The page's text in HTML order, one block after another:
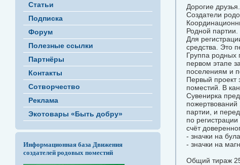
Статьи
Подписка
Форум
Полезные ссылки
Партнёры
Контакты
Сотворчество
Реклама
Экотовары «Быть добру»
Информационная база Движения
создателей родовых поместий
Дорогие друзья.
Создатели
Родной партии.
Для
средства. Это
Группа родных
первом этапе
поселениям и
Первый проект
поместий. В
Сувенирка
партии, и
по
счёт
- значки на
- значки на
Общий тираж